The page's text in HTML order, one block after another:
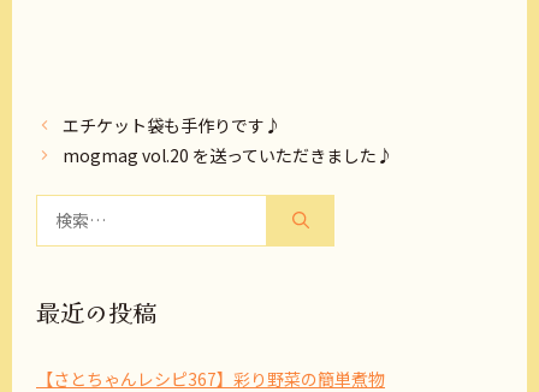
エチケット袋も手作りです♪
mogmag vol.20 を送っていただきました♪
最近の投稿
【さとちゃんレシピ367】彩り野菜の簡単煮物